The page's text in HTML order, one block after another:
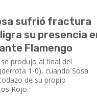
sufrió fractura
su presencia
Flamengo
produjo al final del
1-0), cuando Sosa
de su propio
Rojo.